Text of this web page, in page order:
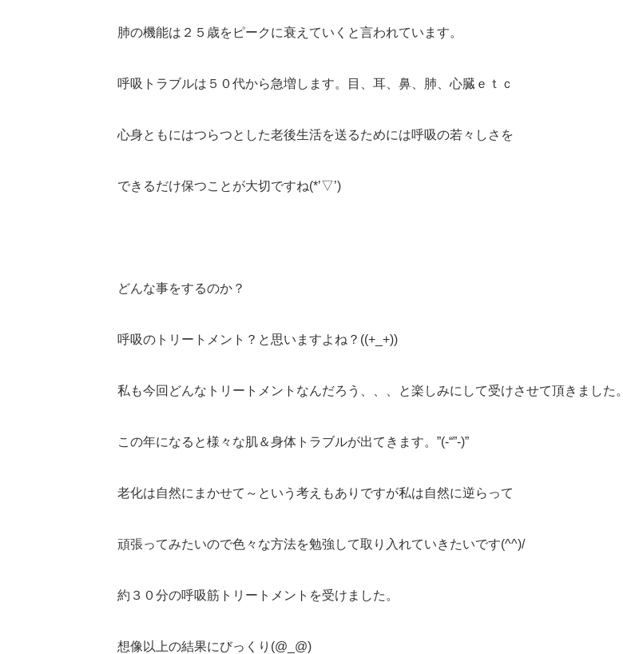
肺の機能は２５歳をピークに衰えていくと言われています。
呼吸トラブルは５０代から急増します。目、耳、鼻、肺、心臓ｅｔｃ
心身ともにはつらつとした老後生活を送るためには呼吸の若々しさを
できるだけ保つことが大切ですね(*’▽’)
どんな事をするのか？
呼吸のトリートメント？と思いますよね？((+_+))
私も今回どんなトリートメントなんだろう、、、と楽しみにして受けさせて頂きました。
この年になると様々な肌＆身体トラブルが出てきます。”(-“”-)”
老化は自然にまかせて～という考えもありですが私は自然に逆らって
頑張ってみたいので色々な方法を勉強して取り入れていきたいです(^^)/
約３０分の呼吸筋トリートメントを受けました。
想像以上の結果にびっくり(@_@)